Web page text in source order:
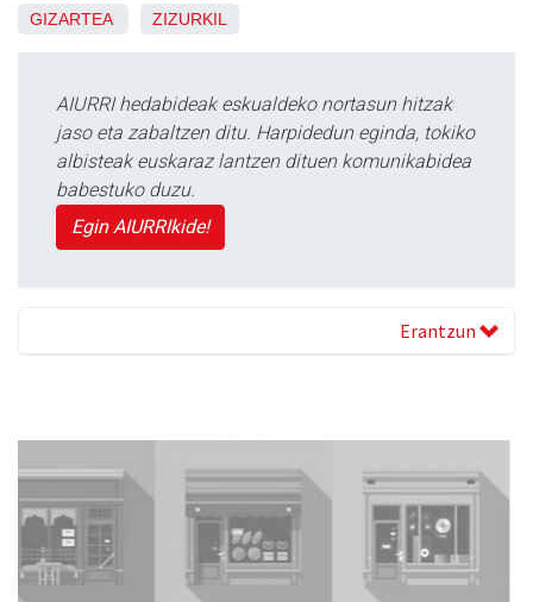
GIZARTEA ZIZURKIL
AIURRI hedabideak eskualdeko nortasun hitzak
jaso eta zabaltzen ditu. Harpidedun eginda, tokiko
albisteak euskaraz lantzen dituen komunikabidea
babestuko duzu.
Egin AIURRIkide!
Erantzun